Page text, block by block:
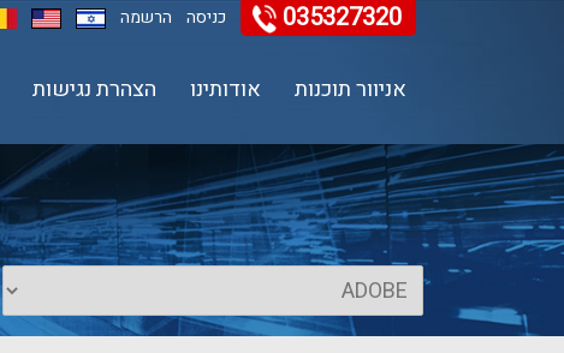
035327320 כניסה הרשמה
אניוור תוכנות אודותינו הצהרת נגישות